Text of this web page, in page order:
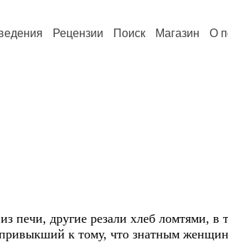
Рецензии Поиск Магазин О
печи, другие резали хлеб ломтями, в
к тому, что знатным